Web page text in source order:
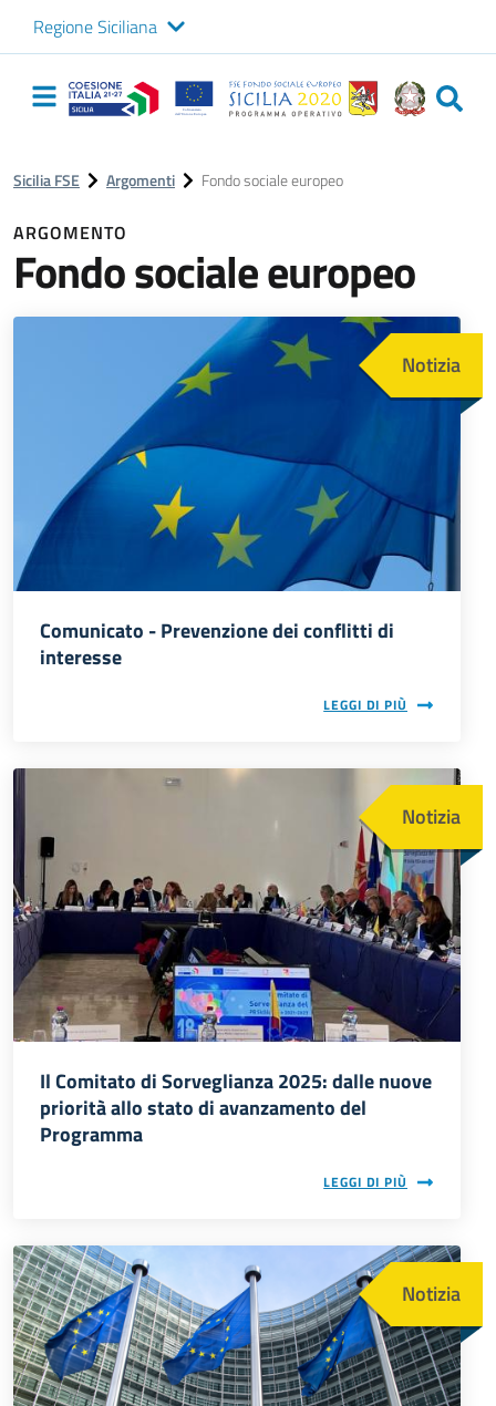
Regione Siciliana
Logo Sicilia FSE
Navigazione
principale
Sicilia FSE Argomenti Fondo sociale europeo
ARGOMENTO
Fondo sociale europeo
Notizia
Comunicato - Prevenzione dei conflitti di
interesse
LEGGI DI PIÙ
Notizia
Il Comitato di Sorveglianza 2025: dalle nuove
priorità allo stato di avanzamento del
Programma
LEGGI DI PIÙ
Immagine
Notizia